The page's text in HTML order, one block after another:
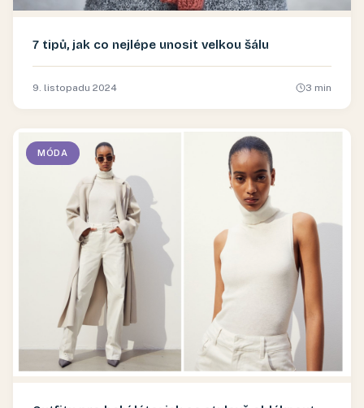
7 tipů, jak co nejlépe unosit velkou šálu
9. listopadu 2024 3 min
MÓDA